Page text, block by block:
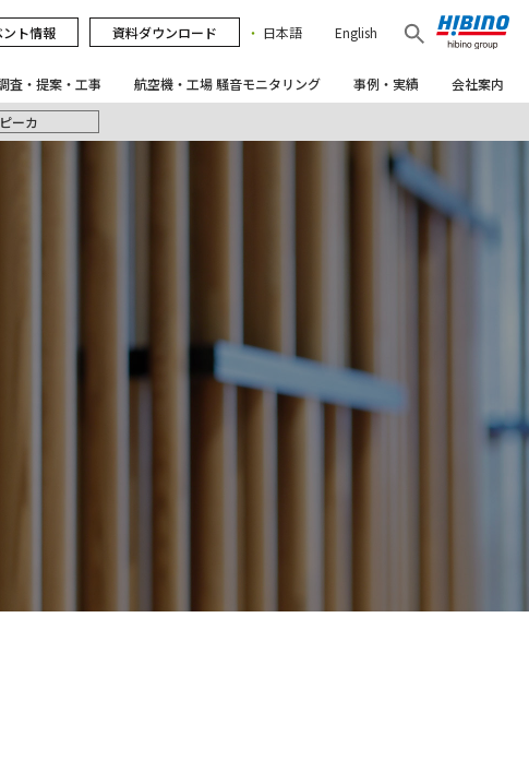
ト情報 資料ダウンロード 日本語 English
査・提案・工事 航空機・工場 騒音モニタリング 事例・実績 会社案内
ーカ